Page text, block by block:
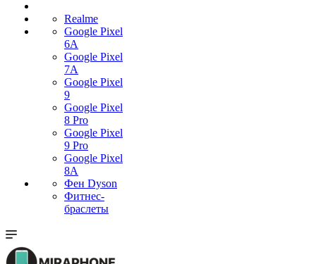
Realme
Google Pixel
6A
Google Pixel
7А
Google Pixel
9
Google Pixel
8 Pro
Google Pixel
9 Pro
Google Pixel
8A
Фен Dyson
Фитнес-
браслеты